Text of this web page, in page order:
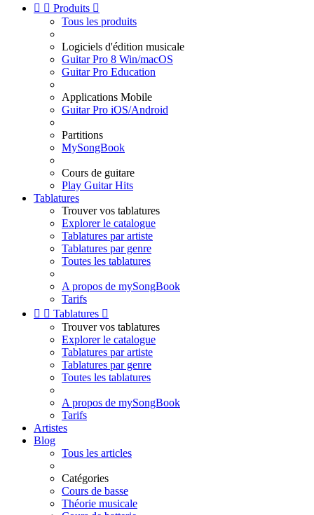
  Produits 
Tous les produits
Logiciels d'édition musicale
Guitar Pro 8 Win/macOS
Guitar Pro Education
Applications Mobile
Guitar Pro iOS/Android
Partitions
MySongBook
Cours de guitare
Play Guitar Hits
Tablatures
Trouver vos tablatures
Explorer le catalogue
Tablatures par artiste
Tablatures par genre
Toutes les tablatures
A propos de mySongBook
Tarifs
  Tablatures 
Trouver vos tablatures
Explorer le catalogue
Tablatures par artiste
Tablatures par genre
Toutes les tablatures
A propos de mySongBook
Tarifs
Artistes
Blog
Tous les articles
Catégories
Cours de basse
Théorie musicale